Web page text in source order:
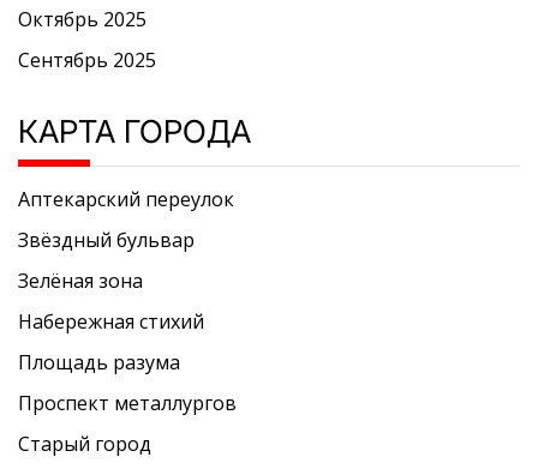
Октябрь 2025
Сентябрь 2025
КАРТА ГОРОДА
Аптекарский переулок
Звёздный бульвар
Зелёная зона
Набережная стихий
Площадь разума
Проспект металлургов
Старый город